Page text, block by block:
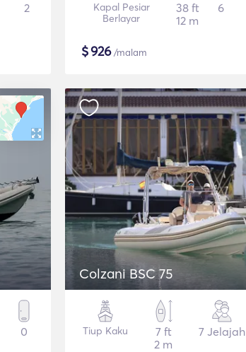
2
Kapal Pesiar
Berlayar
38 ft
12 m
6
$926/malam
0
Colzani BSC 75
Tiup Kaku
7 ft
2 m
7 Jelajah